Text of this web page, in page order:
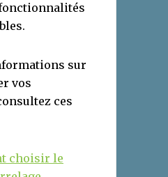
sur
vos
ces
choisir le